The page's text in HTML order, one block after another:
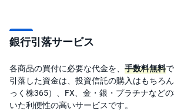
銀行引落サービス
各商品の買付に必要な代金を、 手数料無料
引落した資金は、投資信託の購入はもちろ
っく株365）、FX、金・銀・プラチナなど
いた利便性の高いサービスです。